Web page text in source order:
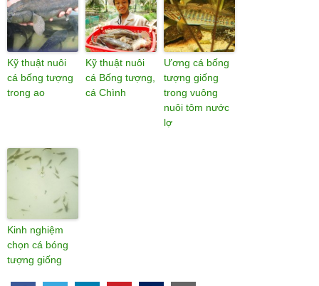
Kỹ thuật nuôi
cá bống tượng
trong ao
Kỹ thuật nuôi
cá Bống tượng,
cá Chình
Ương cá bống
tượng giống
trong vuông
nuôi tôm nước
lợ
Kinh nghiệm
chọn cá bóng
tượng giống